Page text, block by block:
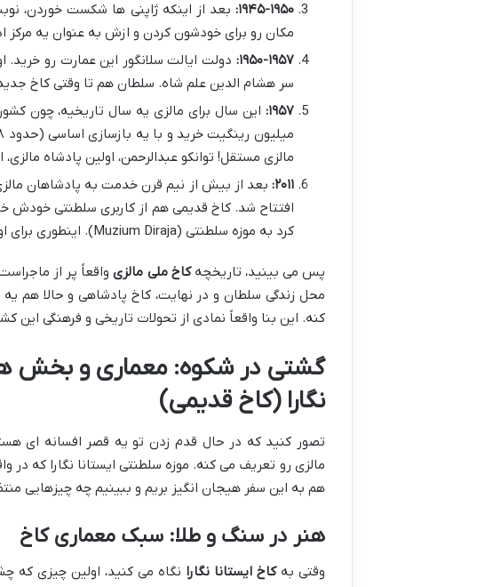
۱۹۴۵-۱۹۵۰: بعد از اینکه ژاپنی ها شکست خوردن،
مکان رو برای خودشون کردن و ازش به عنوان یه مرکز
۱۹۵۰-۱۹۵۷: دولت ایالت سلانگور این عمارت رو خرید.
سر هشام الدین علم شاه. سلطان هم تا وقتی کاخ
۱۹۵۷:
مالزی مستقل! توانکو عبدالرحمن، اولین پادشاه
۲۰۱۱: بعد از بیش از نیم قرن خدمت به پادشاهان مالزی،
افتتاح شد. کاخ قدیمی هم از کاربری سلطنتی
کرد به موزه سلطنتی (Muzium Diraja). اینطوری برای اولین بار، درهای این کاخ باشکوه به روی مردم عادی باز شد.
پس می بینید، تاریخچهکاخ ملی مالزیواقعاً پر از
محل زندگی سلطان و در نهایت، کاخ پادشاهی و حالا هم
کنه. این بنا واقعاً نمادی از تحولات تاریخی و فرهنگی این
گشتی در شکوه: معماری و بخش
نگارا (کاخ قدیمی)
تصور کنید که در حال قدم زدن تو یه قصر افسانه ای
مالزی رو تعریف می کنه. موزه سلطنتی ایستانا نگارا که
هم به این سفر هیجان انگیز بریم و ببینیم چه چیزهایی
هنر در سنگ و طلا: سبک معماری کاخ
وقتی بهکاخ ایستانا نگارا نگاه می کنید، اولین چیزی که